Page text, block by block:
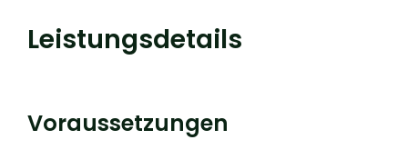
Leistungsdetails
Voraussetzungen